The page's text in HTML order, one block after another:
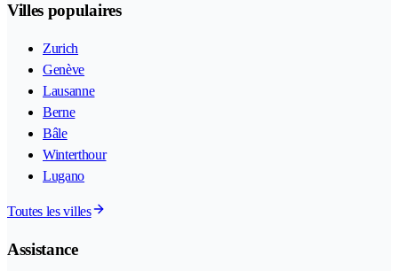
Villes populaires
Zurich
Genève
Lausanne
Berne
Bâle
Winterthour
Lugano
Toutes les villes
Assistance